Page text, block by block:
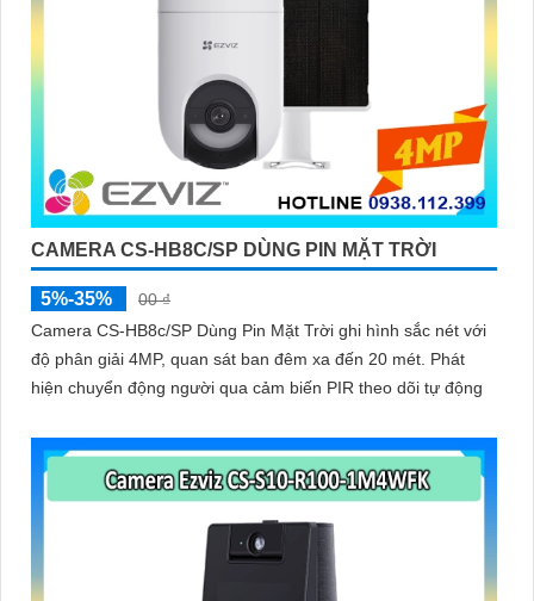
CAMERA CS-HB8C/SP DÙNG PIN MẶT TRỜI
5%-35%
00 ₫
Camera CS-HB8c/SP Dùng Pin Mặt Trời ghi hình sắc nét với
độ phân giải 4MP, quan sát ban đêm xa đến 20 mét. Phát
hiện chuyển động người qua cảm biến PIR theo dõi tự động